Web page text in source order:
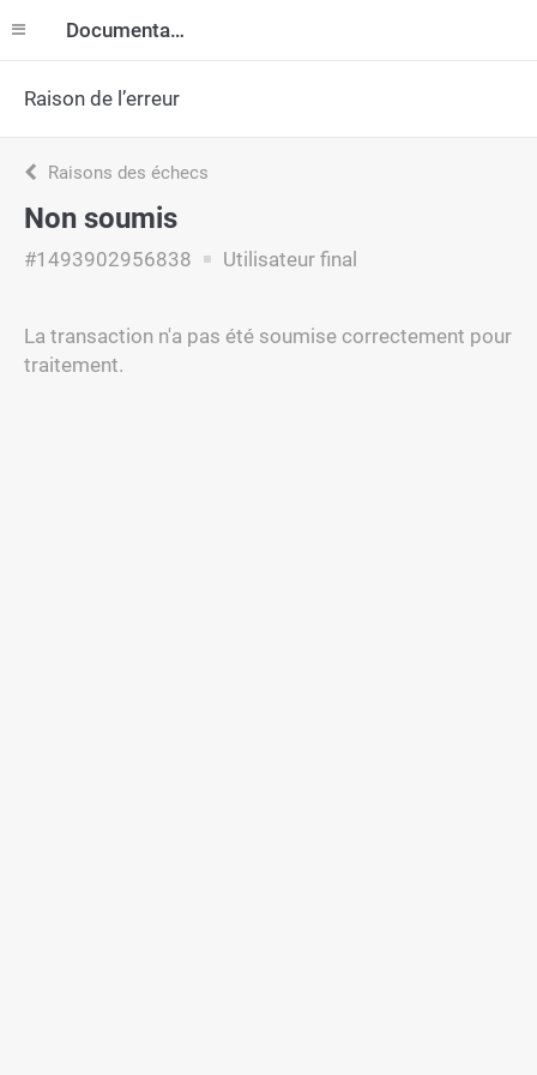
Documentation
Raison de l’erreur
Raisons des échecs
Non soumis
#1493902956838 Utilisateur final
La transaction n'a pas été soumise correctement pour
traitement.